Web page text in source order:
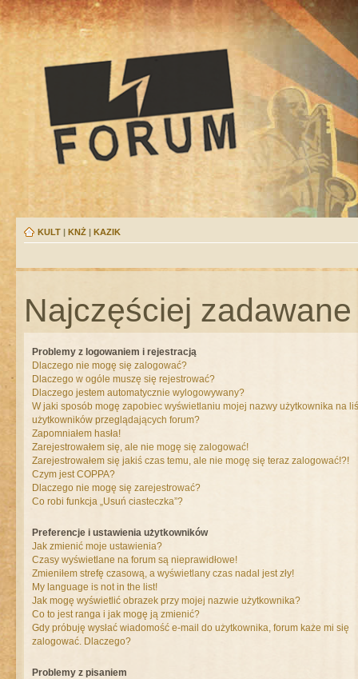
KULT | KNŻ | KAZIK
Najczęściej
Problemy z logowaniem i rejestracją
Dlaczego nie mogę się zalogować?
Dlaczego w ogóle muszę się rejestrować?
Dlaczego jestem automatycznie wylogowywany?
W jaki sposób mogę zapobiec wyświetlaniu mojej nazwy użytkownika na
użytkowników przeglądających forum?
Zapomniałem hasła!
Zarejestrowałem się, ale nie mogę się zalogować!
Zarejestrowałem się jakiś czas temu, ale nie mogę się teraz zalogować!?!
Czym jest COPPA?
Dlaczego nie mogę się zarejestrować?
Co robi funkcja „Usuń ciasteczka”?
Preferencje i ustawienia użytkowników
Jak zmienić moje ustawienia?
Czasy wyświetlane na forum są nieprawidłowe!
Zmieniłem strefę czasową, a wyświetlany czas nadal jest zły!
My language is not in the list!
Jak mogę wyświetlić obrazek przy mojej nazwie użytkownika?
Co to jest ranga i jak mogę ją zmienić?
Gdy próbuję wysłać wiadomość e-mail do użytkownika, forum każe mi się
zalogować. Dlaczego?
Problemy z pisaniem